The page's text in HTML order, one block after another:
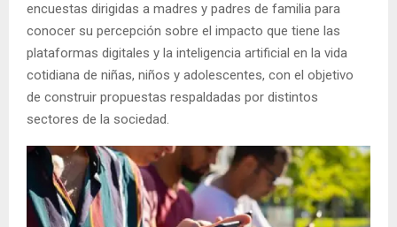
encuestas dirigidas a madres y padres de familia para
conocer su percepción sobre el impacto que tiene las
plataformas digitales y la inteligencia artificial en la vida
cotidiana de niñas, niños y adolescentes, con el objetivo
de construir propuestas respaldadas por distintos
sectores de la sociedad.